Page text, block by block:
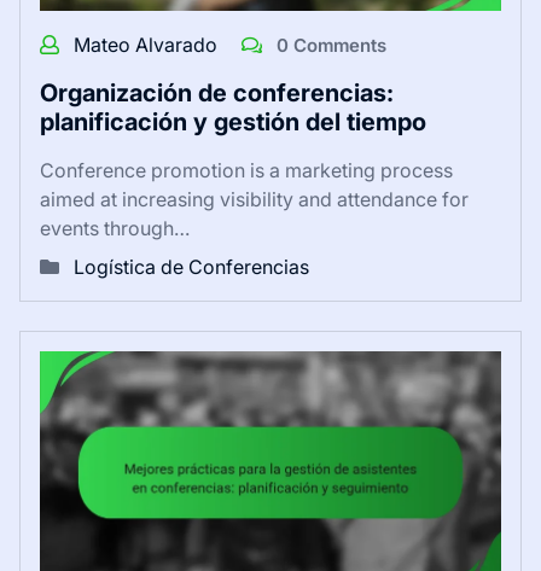
Mateo Alvarado 0 Comments
Organización de conferencias:
planificación y gestión del tiempo
Conference promotion is a marketing process
aimed at increasing visibility and attendance for
events through…
Logística de Conferencias